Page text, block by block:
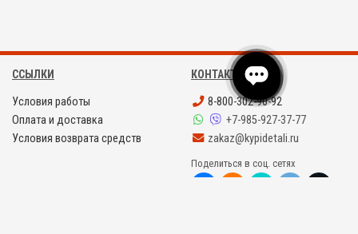
ССЫЛКИ
Условия работы
Оплата и доставка
Условия возврата средств
КОНТАКТЫ
8-800-302-90-92
+7-985-927-37-77
zakaz@kypidetali.ru
Поделиться в соц. сетях